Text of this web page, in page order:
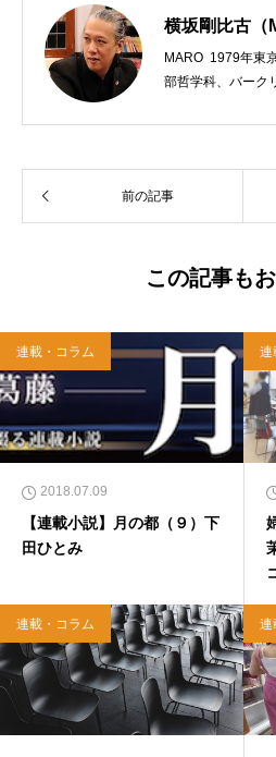
横坂剛比古（
MARO 1979年東
部哲学科、バーク
う宗教法人専門の
「上馬キリスト教
を行う「まじめ担
西洋哲学超入門〜
イヤモンド社）、
『世界一ゆるい聖
ONとの共著、講
ef="https://
クになる 眠れぬ
房）</a>２０２２
前の記事
この記事も
連載・コラム
2018.07.09
【連載小説】月の都（９）下
田ひとみ
連
連載・コラム 連